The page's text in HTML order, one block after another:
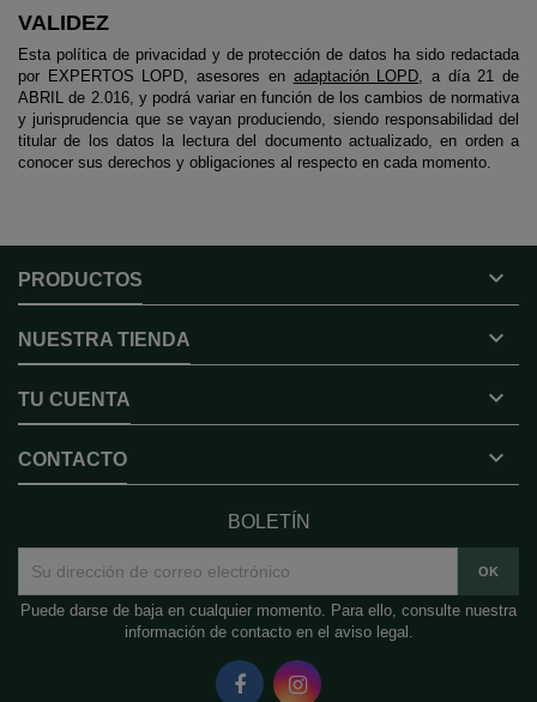
VALIDEZ
Esta política de privacidad y de protección de datos ha sido redactada
por EXPERTOS LOPD, asesores en adaptación LOPD, a día 21 de
ABRIL de 2.016, y podrá variar en función de los cambios de normativa
y jurisprudencia que se vayan produciendo, siendo responsabilidad del
titular de los datos la lectura del documento actualizado, en orden a
conocer sus derechos y obligaciones al respecto en cada momento.
PRODUCTOS 
NUESTRA TIENDA 
TU CUENTA 
CONTACTO 
BOLETÍN
Puede darse de baja en cualquier momento. Para ello, consulte nuestra
información de contacto en el aviso legal.